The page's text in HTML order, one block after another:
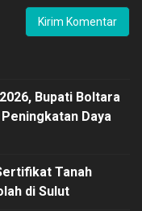
Bupati Boltara
Daya
Tanah
di Sulut